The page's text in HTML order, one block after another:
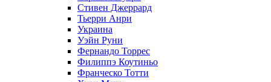
Стивен Джеррард
Тьерри Анри
Украина
Уэйн Руни
Фернандо Торрес
Филиппэ Коутиньо
Франческо Тотти